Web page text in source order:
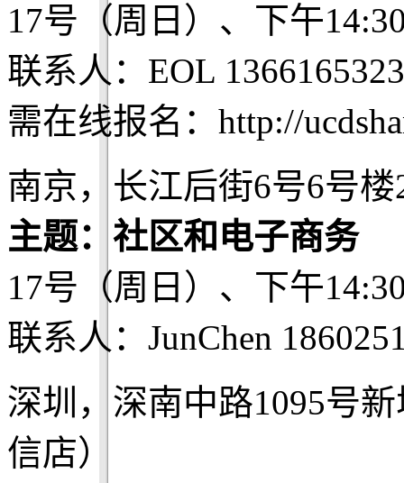
17号（周日）、下午
联系人：EOL
需在线报名：http://
南京，长江后街6号6号
主题：社区和电子商务
17号（周日）、下午
联系人：JunChen
深圳，深南中路1095号
信店）